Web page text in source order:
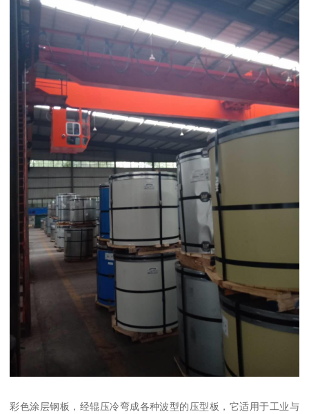
彩色涂层钢板，经辊压冷弯成各种波型的压型板，它适用于工业与